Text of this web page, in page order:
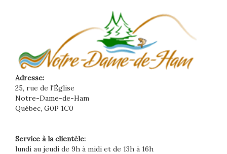
Adresse:
25, rue de l'Église
Notre-Dame-de-Ham
Québec, G0P 1C0
Service à la clientèle:
lundi au jeudi de 9h à midi et de 13h à 16h